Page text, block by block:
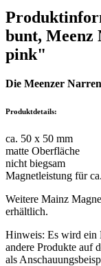
bunt, Meenz
pink"
Die Meenzer
Produktdetails:
ca. 50 x 50 mm
matte Oberfläche
nicht biegsam
Magnetleistung für
Weitere Mainz
erhältlich.
Hinweis: Es wird ein
andere Produkte auf
als